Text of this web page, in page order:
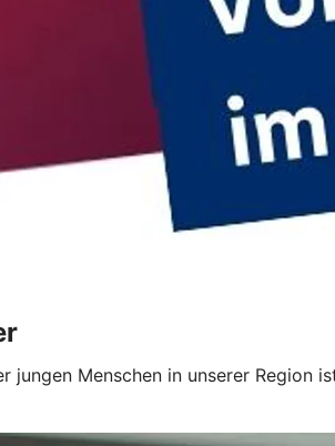
jungen Menschen in unserer Region